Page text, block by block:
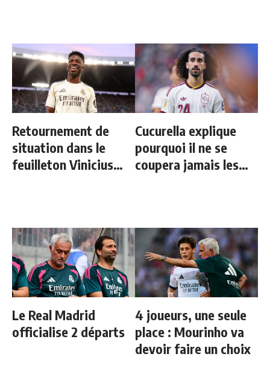
Retournement de
situation dans le
feuilleton Vinicius
Cucurella explique
pourquoi il ne se
coupera jamais les
Le Real Madrid
officialise 2 départs
4 joueurs, une seule
place : Mourinho va
devoir faire un choix